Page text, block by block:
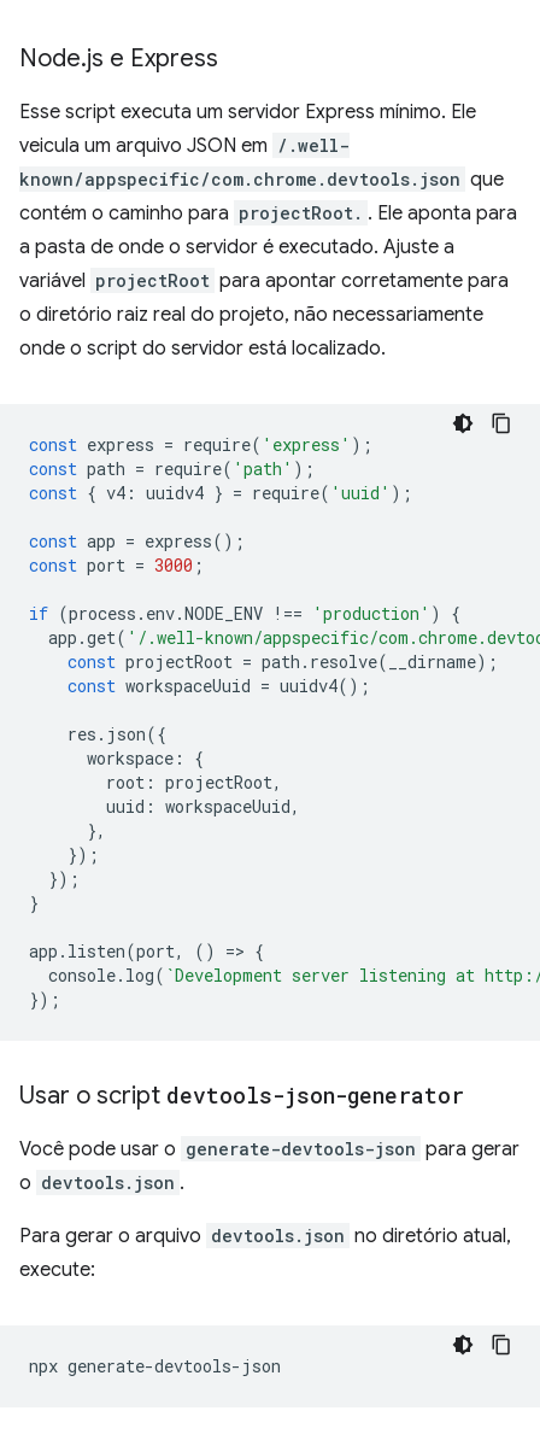
Node.js e Express
Esse script executa um servidor Express mínimo. Ele
veicula um arquivo JSON em /.well-
known/appspecific/com.chrome.devtools.json que
contém o caminho para projectRoot. . Ele aponta para
a pasta de onde o servidor é executado. Ajuste a
variável projectRoot para apontar corretamente para
o diretório raiz real do projeto, não necessariamente
onde o script do servidor está localizado.
const express = require( 'express' );
const path = require( 'path' );
const { v4 : uuidv4 } = require( 'uuid' );
const app = express();
const port = 3000 ;
if (process . env.NODE_ENV !== 'production' )
{
app .get( '/.well-known/appspecific/
const projectRoot = path . resolve( __dirname);
const workspaceUuid = uuidv4();
res . json({
workspace :
{
root : projectRoot,
uuid : workspaceUuid,
},
});
});
}
app . listen(port, () => {
console. log( `Development server listening at
});
Usar o script devtools-json-generator
Você pode usar o generate-devtools-json para gerar
o devtools.json .
Para gerar o arquivo devtools.json no diretório atual,
execute:
npx generate-devtools- json